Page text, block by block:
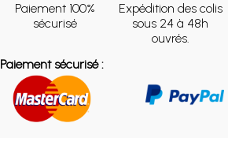
Paiement 100%
sécurisé
Expédition des colis
sous 24 à 48h
ouvrés.
Paiement sécurisé :